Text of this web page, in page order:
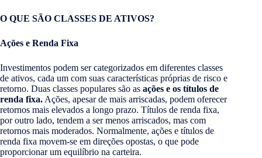
O QUE SÃO CLASSES DE ATIVOS?
Ações e Renda Fixa
Investimentos podem ser categorizados em diferentes classes
de ativos, cada um com suas características próprias de risco e
retorno. Duas classes populares são as ações e os títulos de
renda fixa. Ações, apesar de mais arriscadas, podem oferecer
retornos mais elevados a longo prazo. Títulos de renda fixa,
por outro lado, tendem a ser menos arriscados, mas com
retornos mais moderados. Normalmente, ações e títulos de
renda fixa movem-se em direções opostas, o que pode
proporcionar um equilíbrio na carteira.